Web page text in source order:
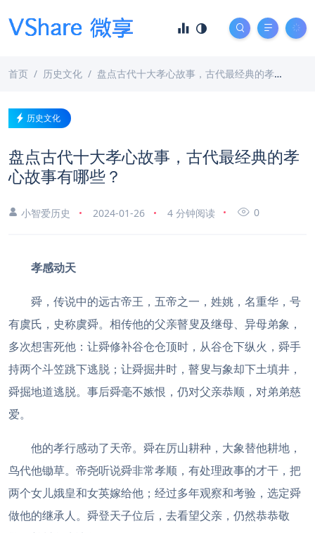
首页 历史文化 盘点古代十大孝心故事，古代最经典的孝心故事有哪些？
历史文化
盘点古代十大孝心故事，古代最经典的孝
心故事有哪些？
小智爱历史 2024-01-26 4 分钟阅读 0
孝感动天
舜，传说中的远古帝王，五帝之一，姓姚，名重华，号
有虞氏，史称虞舜。相传他的父亲瞽叟及继母、异母弟象，
多次想害死他：让舜修补谷仓仓顶时，从谷仓下纵火，舜手
持两个斗笠跳下逃脱；让舜掘井时，瞽叟与象却下土填井，
舜掘地道逃脱。事后舜毫不嫉恨，仍对父亲恭顺，对弟弟慈
爱。
他的孝行感动了天帝。舜在厉山耕种，大象替他耕地，
鸟代他锄草。帝尧听说舜非常孝顺，有处理政事的才干，把
两个女儿娥皇和女英嫁给他；经过多年观察和考验，选定舜
做他的继承人。舜登天子位后，去看望父亲，仍然恭恭敬